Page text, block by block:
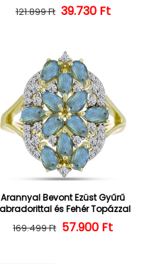
Normál ár
121.899 Ft 39.730 Ft
Arannyal Bevont Ezüst Gyűrű
és Fehér Topázzal
Normál ár
169.499 Ft 57.900 Ft